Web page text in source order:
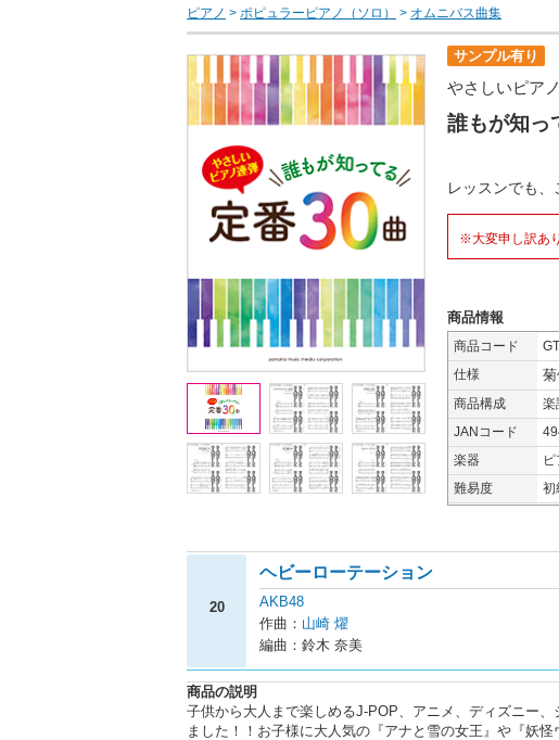
ピアノ > ポピュラーピアノ（ソロ） > オムニバス曲集
サンプル有り
やさしいピア
誰もが知っ
レッスンでも
※大変申し訳あ
商品情報
商品コード
仕様
商品構成
楽
JANコード
楽器
ピ
難易度
初
20
ヘビーローテーション
AKB48
作曲： 山崎 燿
編曲：鈴木 奈美
商品の説明
子供から大人まで楽しめるJ-POP、アニメ、ディズニー
ました！！お子様に大人気の『アナと雪の女王』や『妖